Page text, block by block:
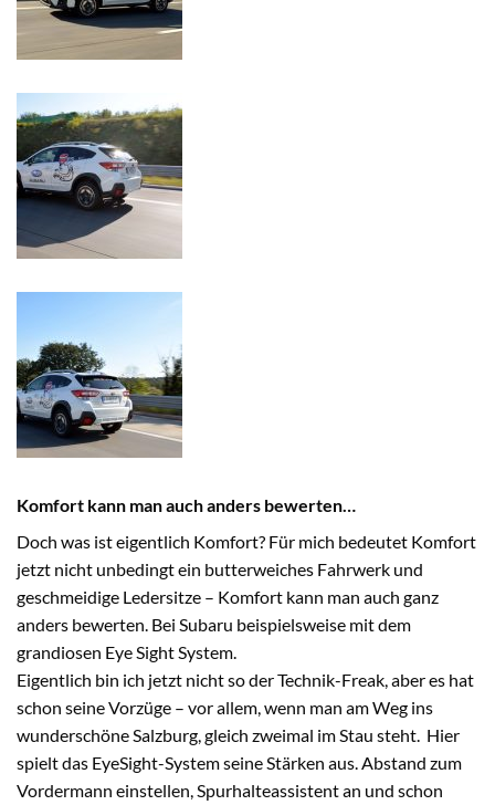
Komfort kann man auch anders bewerten…
Doch was ist eigentlich Komfort? Für mich bedeutet Komfort
jetzt nicht unbedingt ein butterweiches Fahrwerk und
geschmeidige Ledersitze – Komfort kann man auch ganz
anders bewerten. Bei Subaru beispielsweise mit dem
grandiosen Eye Sight System.
Eigentlich bin ich jetzt nicht so der Technik-Freak, aber es hat
schon seine Vorzüge – vor allem, wenn man am Weg ins
wunderschöne Salzburg, gleich zweimal im Stau steht. Hier
spielt das EyeSight-System seine Stärken aus. Abstand zum
Vordermann einstellen, Spurhalteassistent an und schon